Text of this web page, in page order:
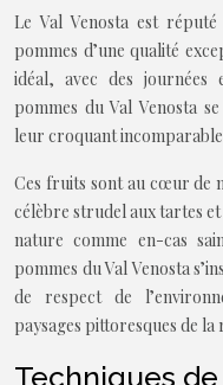
Le Val Venosta est
pommes d’une qualité
idéal, avec des journées
pommes du Val Venosta
leur croquant
Ces fruits sont au cœur de
célèbre strudel aux tartes
nature comme en-cas
pommes du Val Venosta
de respect de
paysages pittoresques de la
Techniques